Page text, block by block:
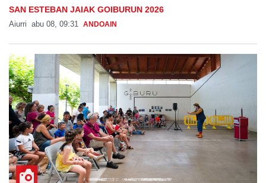
SAN ESTEBAN JAIAK GOIBURUN 2026
Aiurri abu 08, 09:31 ANDOAIN